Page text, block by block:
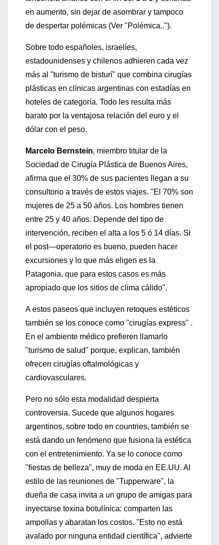
en aumento, sin dejar de asombrar y tampoco
de despertar polémicas (Ver "Polémica..").
Sobre todo españoles, israelíes,
estadounidenses y chilenos adhieren cada vez
más al "turismo de bisturí" que combina cirugías
plásticas en clínicas argentinas con estadías en
hoteles de categoría. Todo les resulta más
barato por la ventajosa relación del euro y el
dólar con el peso.
Marcelo Bernstein, miembro titular de la
Sociedad de Cirugía Plástica de Buenos Aires,
afirma que el 30% de sus pacientes llegan a su
consultorio a través de estos viajes. "El 70% son
mujeres de 25 a 50 años. Los hombres tienen
entre 25 y 40 años. Depende del tipo de
intervención, reciben el alta a los 5 ó 14 días. Si
el post—operatorio es bueno, pueden hacer
excursiones y lo que más eligen es la
Patagonia, que para estos casos es más
apropiado que los sitios de clima cálido".
A estos paseos que incluyen retoques estéticos
también se los conoce como "cirugías express" .
En el ambiente médico prefieren llamarlo
"turismo de salud" porque, explican, también
ofrecen cirugías oftalmológicas y
cardiovasculares.
Pero no sólo esta modalidad despierta
controversia. Sucede que algunos hogares
argentinos, sobre todo en countries, también se
está dando un fenómeno que fusiona la estética
con el entretenimiento. Ya se lo conoce como
"fiestas de belleza", muy de moda en EE.UU. Al
estilo de las reuniones de "Tupperware", la
dueña de casa invita a un grupo de amigas para
inyectarse toxina botulínica: comparten las
ampollas y abaratan los costos. "Esto no está
avalado por ninguna entidad científica", advierte